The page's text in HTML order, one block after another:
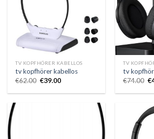
TV KOPFHÖRER KABELLOS
tv kopfhörer kabellos
€62.00 €39.00
TV
tv
€74.00 €